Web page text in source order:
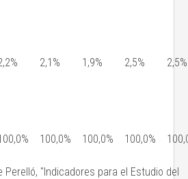
2,1% 1,9% 2,5% 2,5%
100,0% 100,0% 100,0%
Perelló, "Indicadores para el Estudio del